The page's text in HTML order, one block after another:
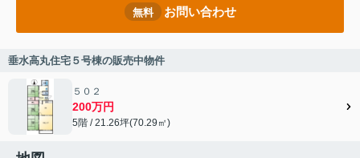
無料 お問い合わせ
垂水高丸住宅５号棟の販売中物件
５０２
200万円
5階 / 21.26坪(70.29㎡)